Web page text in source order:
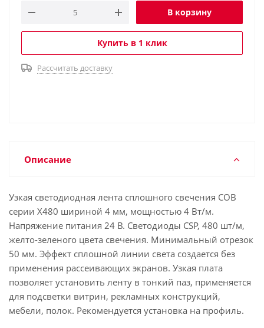
В корзину
Купить в 1 клик
Рассчитать доставку
Описание
Узкая светодиодная лента сплошного свечения COB
серии X480 шириной 4 мм, мощностью 4 Вт/м.
Напряжение питания 24 В. Светодиоды CSP, 480 шт/м,
желто-зеленого цвета свечения. Минимальный отрезок
50 мм. Эффект сплошной линии света создается без
применения рассеивающих экранов. Узкая плата
позволяет установить ленту в тонкий паз, применяется
для подсветки витрин, рекламных конструкций,
мебели, полок. Рекомендуется установка на профиль.